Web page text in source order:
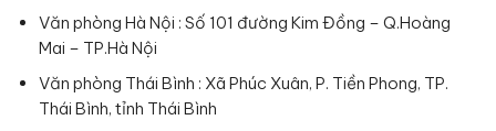
Văn phòng Hà Nội : Số 101 đường Kim Đồng – Q.Hoàng
Mai – TP.Hà Nội
Văn phòng Thái Bình : Xã Phúc Xuân, P. Tiền Phong, TP.
Thái Bình, tỉnh Thái Bình